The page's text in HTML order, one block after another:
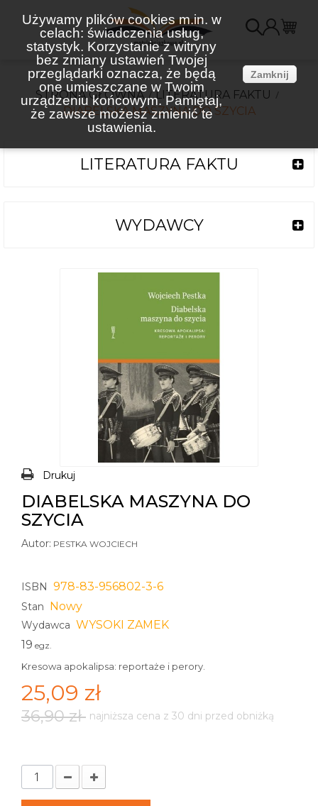
Używamy plików cookies m.in. w
celach: świadczenia usług,
statystyk. Korzystanie z witryny
bez zmiany ustawień Twojej
przeglądarki oznacza, że będą
one umieszczane w Twoim
urządzeniu końcowym. Pamiętaj,
że zawsze możesz zmienić te
ustawienia.
Zamknij
STRONA GŁÓWNA
LITERATURA FAKTU
DIABELSKA MASZYNA DO SZYCIA
LITERATURA FAKTU
WYDAWCY
Drukuj
DIABELSKA MASZYNA DO
SZYCIA
Autor: PESTKA WOJCIECH
ISBN 978-83-956802-3-6
Stan Nowy
Wydawca WYSOKI ZAMEK
19 egz.
Kresowa apokalipsa: reportaże i perory.
25,09 zł
36,90 zł najniższa cena z 30 dni przed obniżką